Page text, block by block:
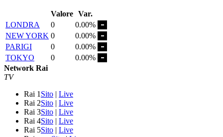
Valore Var.
LONDRA
0
0.00%
NEW YORK 0
0.00%
PARIGI
0
0.00%
TOKYO
0
0.00%
Network Rai
TV
Rai 1 Sito | Live
Rai 2Sito | Live
Rai 3Sito | Live
Rai 4Sito | Live
Rai 5Sito | Live